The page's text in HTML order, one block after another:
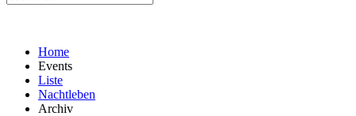
Home
Events
Liste
Nachtleben
Archiv